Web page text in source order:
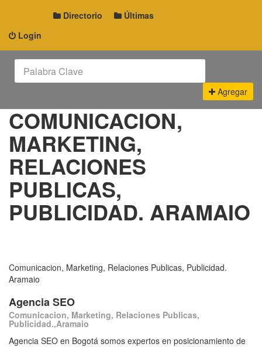
Login
Directorio Últimas
Agregar
COMUNICACION,
MARKETING,
RELACIONES
PUBLICAS,
PUBLICIDAD. ARAMAIO
Comunicacion, Marketing, Relaciones Publicas, Publicidad.
Aramaio
Agencia SEO
Comunicacion, Marketing, Relaciones Publicas,
Publicidad.,Aramaio
Agencia SEO en Bogotá somos expertos en posicionamiento de